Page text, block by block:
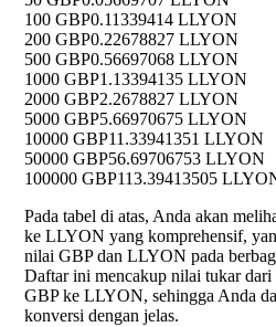
100 GBP0.11339414 LLYON
200 GBP0.22678827 LLYON
500 GBP0.56697068 LLYON
1000 GBP1.13394135 LLYON
2000 GBP2.2678827 LLYON
5000 GBP5.66970675 LLYON
10000 GBP11.33941351 LLYON
50000 GBP56.69706753 LLYON
100000 GBP113.39413505
Pada tabel di atas, Anda akan
ke LLYON yang komprehensif,
nilai GBP dan LLYON pada
Daftar ini mencakup nilai tukar
GBP ke LLYON, sehingga Anda
konversi dengan jelas.